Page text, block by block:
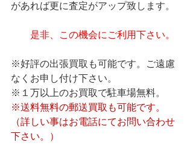
があれば更に査定がアップ致します。
是非、この機会にご利用下さい。
※好評の出張買取も可能です。ご遠慮
なくお申し付け下さい。
※１万以上のお買取で駐車場無料。
※送料無料の郵送買取も可能です。
（詳しい事はお電話にてお問い合わせ
下さい。）